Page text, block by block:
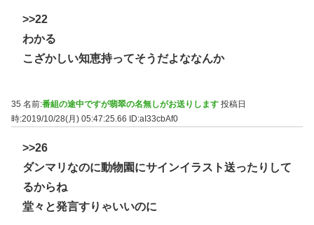
>>22
わかる
こざかしい知恵持ってそうだよななんか
35 名前:番組の途中ですが翡翠の名無しがお送りします 投稿日
時:2019/10/28(月) 05:47:25.66
ID:aI33cbAf0
>>26
ダンマリなのに動物園にサインイラスト送ったりして
るからね
堂々と発言すりゃいいのに